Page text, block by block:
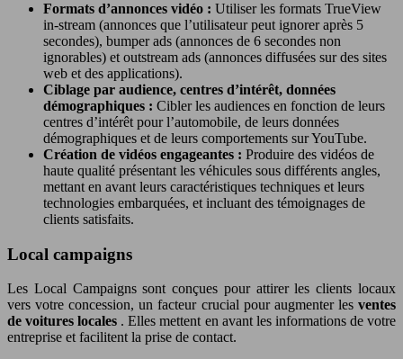
Formats d’annonces vidéo : Utiliser les formats TrueView
in-stream (annonces que l’utilisateur peut ignorer après 5
secondes), bumper ads (annonces de 6 secondes non
ignorables) et outstream ads (annonces diffusées sur des sites
web et des applications).
Ciblage par audience, centres d’intérêt, données
démographiques : Cibler les audiences en fonction de leurs
centres d’intérêt pour l’automobile, de leurs données
démographiques et de leurs comportements sur YouTube.
Création de vidéos engageantes : Produire des vidéos de
haute qualité présentant les véhicules sous différents angles,
mettant en avant leurs caractéristiques techniques et leurs
technologies embarquées, et incluant des témoignages de
clients satisfaits.
Local campaigns
Les Local Campaigns sont conçues pour attirer les clients locaux
vers votre concession, un facteur crucial pour augmenter les ventes
de voitures locales . Elles mettent en avant les informations de votre
entreprise et facilitent la prise de contact.